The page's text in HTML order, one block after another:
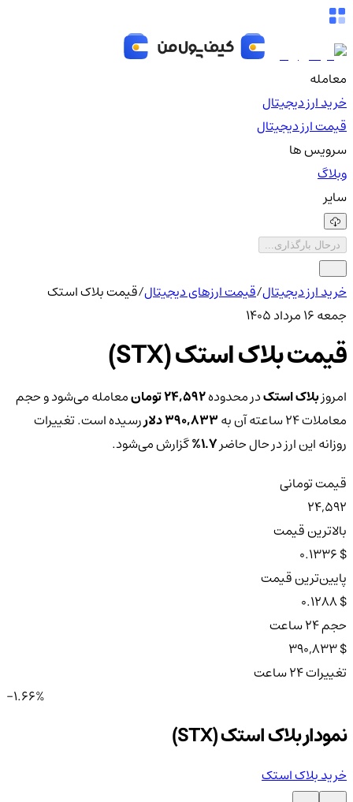
معامله
خرید ارز دیجیتال
قیمت ارز دیجیتال
سرویس ها
وبلاگ
سایر
درحال بارگذاری...
خرید ارز دیجیتال/قیمت ارزهای دیجیتال/قیمت بلاک استک
جمعه ۱۶ مرداد ۱۴۰۵
قیمت بلاک استک (STX)
امروزبلاک استکدر محدوده24,592 تومان
معامله می‌شود و حجم
معاملات ۲۴ ساعته آن به
390,833 دلار
رسیده است. تغییرات
روزانه این ارز در حال حاضر1.7% گزارش می‌شود.
قیمت تومانی
24,592
بالاترین قیمت
$ 0.1336
پایین‌ترین قیمت
$ 0.1288
حجم ۲۴ ساعت
$ 390,833
تغییرات ۲۴ ساعت
-1.66%
نمودار بلاک استک (STX)
خرید بلاک استک